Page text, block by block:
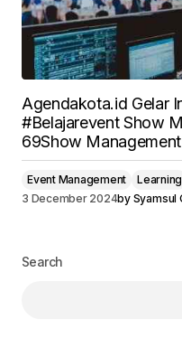
Agendakota.id Gelar
#Belajarevent Show
69Show Management
Event Management Learning
3 December 2024by Syamsul
Search